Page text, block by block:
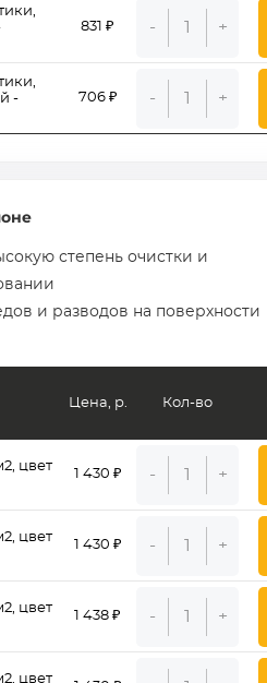
-
831 ₽
706 ₽
- +
- +
степень очистки и
и разводов на поверхности
цвет
цвет
цвет
цвет
Цена, р.
1 430 ₽
1 430 ₽
1 438 ₽
Кол-во
- +
- +
- +